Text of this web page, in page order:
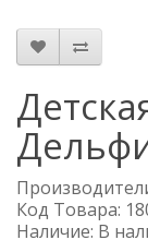
Код Товара:
Наличие: В